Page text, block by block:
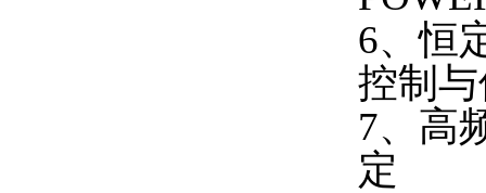
6、恒
控制
7、高
定